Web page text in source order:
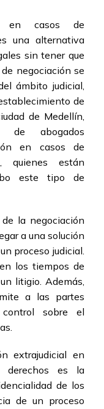
en casos de
una alternativa
sin tener que
negociación se
ámbito judicial,
de
de Medellín,
de abogados
en casos de
quienes están
este tipo de
la negociación
a una solución
proceso judicial.
los tiempos de
litigio. Además,
a las partes
sobre el
extrajudicial en
derechos es la
de los
de un proceso